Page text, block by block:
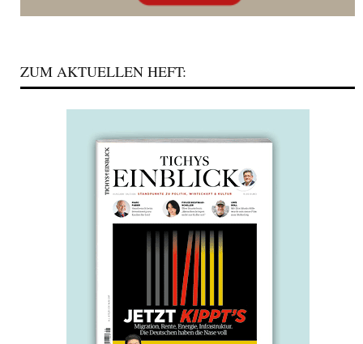
ZUM AKTUELLEN HEFT: